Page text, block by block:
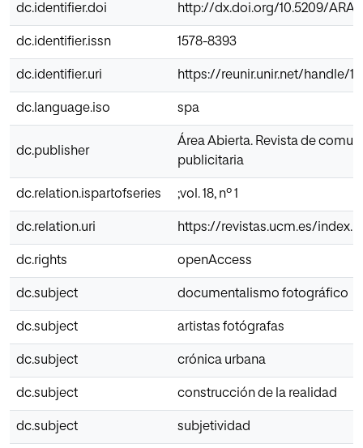
dc.identifier.doi http://dx.doi.org/10.5209/
dc.identifier.issn 1578-8393
dc.identifier.uri https://reunir.unir.net/handle/
dc.language.iso spa
dc.publisher
Área Abierta. Revista de
publicitaria
dc.relation.ispartofseries ;vol. 18, nº 1
dc.relation.uri https://revistas.ucm.es/
dc.rights openAccess
dc.subject documentalismo fotográfico
dc.subject artistas fotógrafas
dc.subject crónica urbana
dc.subject construcción de la realidad
dc.subject subjetividad